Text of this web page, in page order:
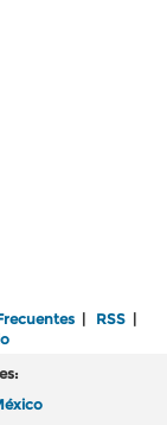
| RSS |